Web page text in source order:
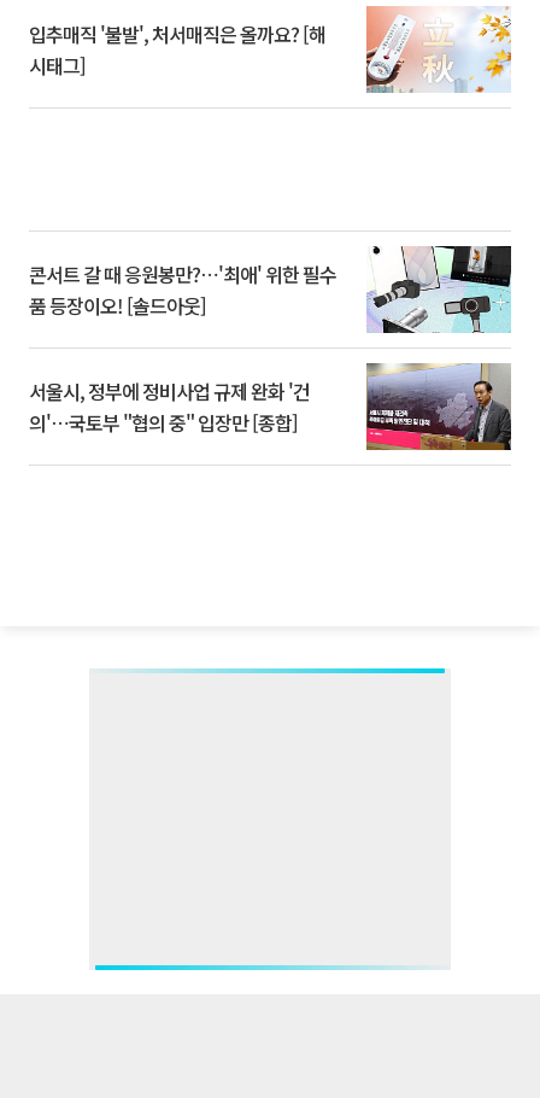
입추매직 '불발', 처서매직은 올까요? [해
시태그]
콘서트 갈 때 응원봉만?⋯'최애' 위한 필수
품 등장이오! [솔드아웃]
서울시, 정부에 정비사업 규제 완화 '건
의'⋯국토부 "협의 중" 입장만 [종합]